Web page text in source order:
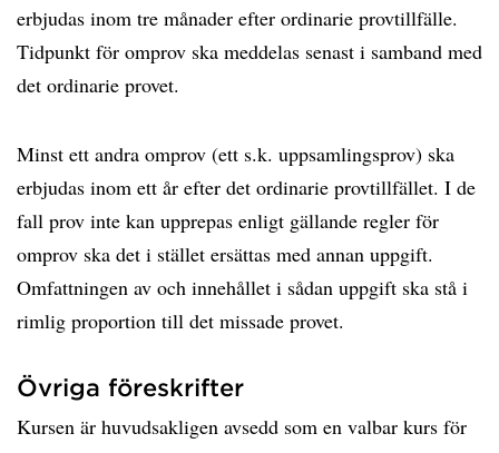
erbjudas inom tre månader efter ordinarie provtillfälle.
Tidpunkt för omprov ska meddelas senast i samband med
det ordinarie provet.
Minst ett andra omprov (ett s.k. uppsamlingsprov) ska
erbjudas inom ett år efter det ordinarie provtillfället. I de
fall prov inte kan upprepas enligt gällande regler för
omprov ska det i stället ersättas med annan uppgift.
Omfattningen av och innehållet i sådan uppgift ska stå i
rimlig proportion till det missade provet.
Övriga föreskrifter
Kursen är huvudsakligen avsedd som en valbar kurs för